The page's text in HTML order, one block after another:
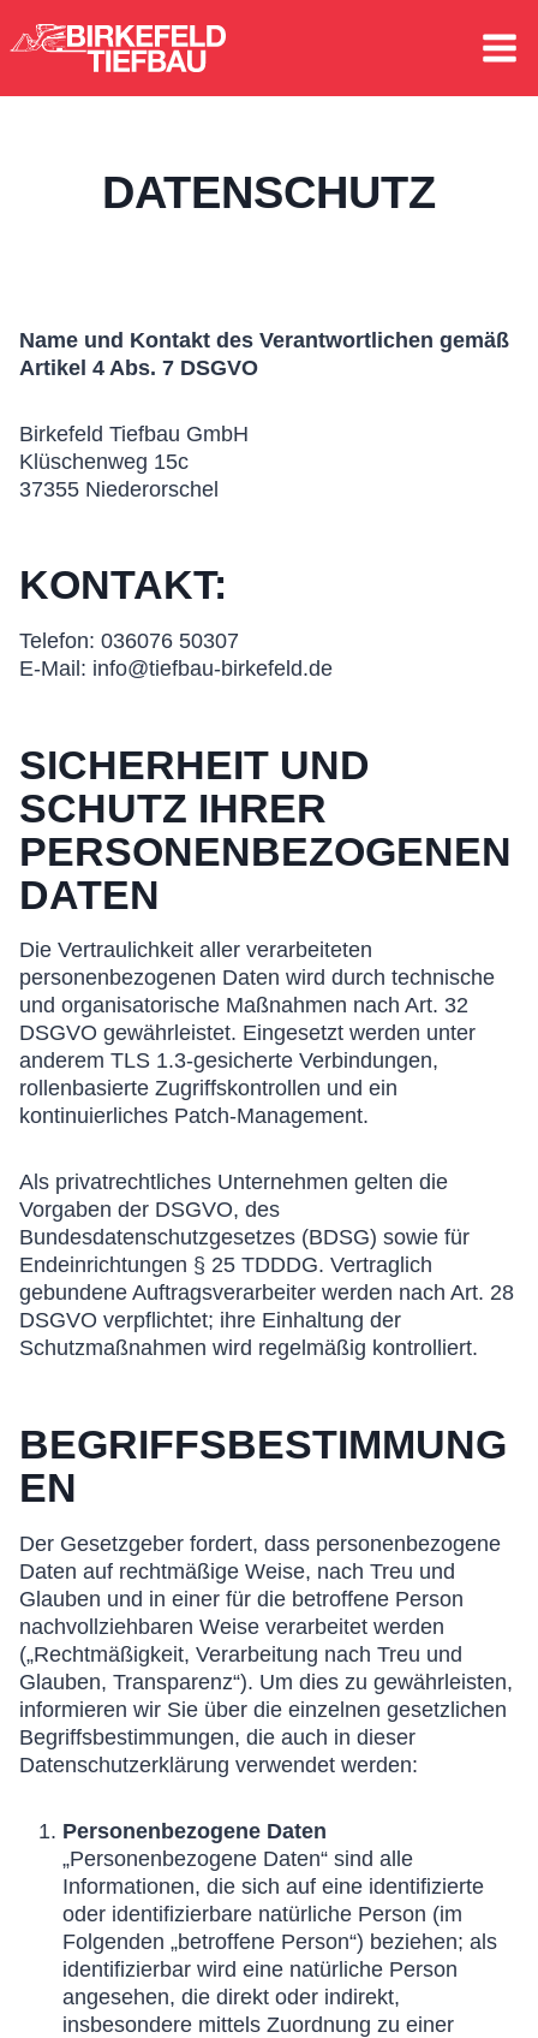
Inhalt
DATENSCHUTZ
Name und Kontakt des Verantwortlichen gemäß
Artikel 4 Abs. 7 DSGVO
Birkefeld Tiefbau GmbH
Klüschenweg 15c
37355 Niederorschel
KONTAKT:
Telefon: 036076 50307
E-Mail: info@tiefbau-birkefeld.de
SICHERHEIT UND
SCHUTZ IHRER
PERSONENBEZOGENEN
DATEN
Die Vertraulichkeit aller verarbeiteten
personenbezogenen Daten wird durch technische
und organisatorische Maßnahmen nach Art. 32
DSGVO gewährleistet. Eingesetzt werden unter
anderem TLS 1.3-gesicherte Verbindungen,
rollenbasierte Zugriffskontrollen und ein
kontinuierliches Patch-Management.
Als privatrechtliches Unternehmen gelten die
Vorgaben der DSGVO, des
Bundesdatenschutzgesetzes (BDSG) sowie für
Endeinrichtungen § 25 TDDDG. Vertraglich
gebundene Auftragsverarbeiter werden nach Art. 28
DSGVO verpflichtet; ihre Einhaltung der
Schutzmaßnahmen wird regelmäßig kontrolliert.
BEGRIFFSBESTIMMUNG
EN
Der Gesetzgeber fordert, dass personenbezogene
Daten auf rechtmäßige Weise, nach Treu und
Glauben und in einer für die betroffene Person
nachvollziehbaren Weise verarbeitet werden
(„Rechtmäßigkeit, Verarbeitung nach Treu und
Glauben, Transparenz“). Um dies zu gewährleisten,
informieren wir Sie über die einzelnen gesetzlichen
Begriffsbestimmungen, die auch in dieser
Datenschutzerklärung verwendet werden:
Personenbezogene Daten
„Personenbezogene Daten“ sind alle
Informationen, die sich auf eine identifizierte
oder identifizierbare natürliche Person (im
Folgenden „betroffene Person“) beziehen; als
identifizierbar wird eine natürliche Person
angesehen, die direkt oder indirekt,
insbesondere mittels Zuordnung zu einer